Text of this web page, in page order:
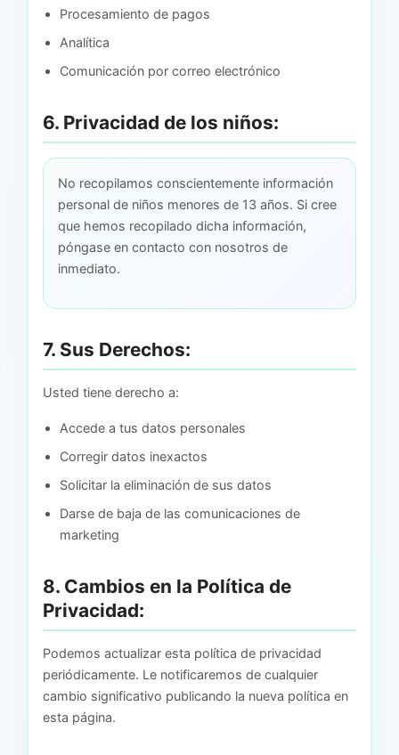
Procesamiento de pagos
Analítica
Comunicación por correo electrónico
6. Privacidad de los niños:
No recopilamos conscientemente información
personal de niños menores de 13 años. Si cree
que hemos recopilado dicha información,
póngase en contacto con nosotros de
inmediato.
7. Sus Derechos:
Usted tiene derecho a:
Accede a tus datos personales
Corregir datos inexactos
Solicitar la eliminación de sus datos
Darse de baja de las comunicaciones de
marketing
8. Cambios en la Política de
Privacidad:
Podemos actualizar esta política de privacidad
periódicamente. Le notificaremos de cualquier
cambio significativo publicando la nueva política en
esta página.